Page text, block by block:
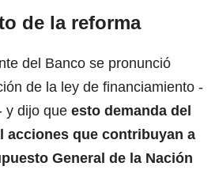
de la reforma
del Banco se pronunció
de la ley de financiamiento -
y dijo que esto demanda del
acciones que contribuyan a
General de la Nación